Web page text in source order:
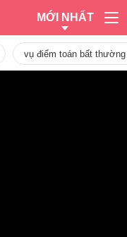
MỚI NHẤT
vụ điểm toán bất